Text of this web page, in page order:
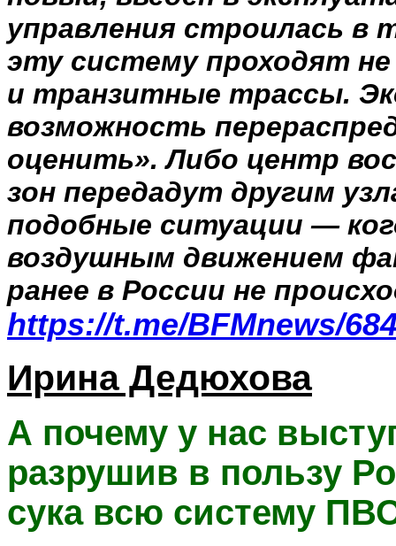
управления строилась в
эту систему проходят
и транзитные трассы.
возможность
оценить». Либо центр
зон передадут другим
подобные ситуации —
воздушным движением
ранее в России не
https://t.me/BFMnews/
Ирина Дедюхова
А почему у нас
разрушив в пользу
сука всю систему